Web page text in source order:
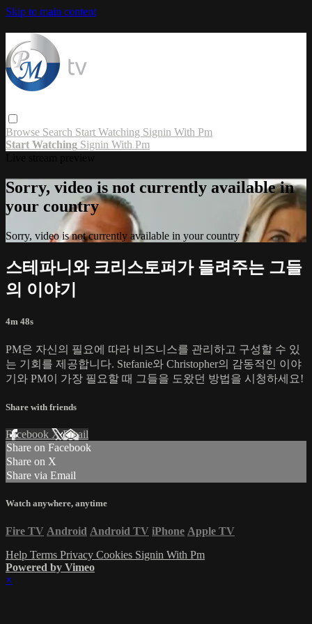
Skip to main content
Browse Search Start Watching Signin With Pm
Start Watching Signin With Pm
Sorry, video is not currently available in
your country
Sorry, video is not currently available in your country
스테파니와 크리스토퍼가 들려주는 그들
의 이야기
4m 48s
PM은 자신의 필요에 따라 비즈니스를 관리하고 구성할 수 있
는 기회를 제공합니다. Stefanie와 Christopher의 감동적인 이야
기와 PM이 가장 필요할 때 그들을 도왔던 방법을 시청하세요!
Share with friends
Facebook XEmail
Share on Facebook
Share on X
Share via Email
Watch anywhere, anytime
Fire TV Android Android TV iPhone Apple TV
Help Terms Privacy Cookies Signin With Pm
Powered by Vimeo
×